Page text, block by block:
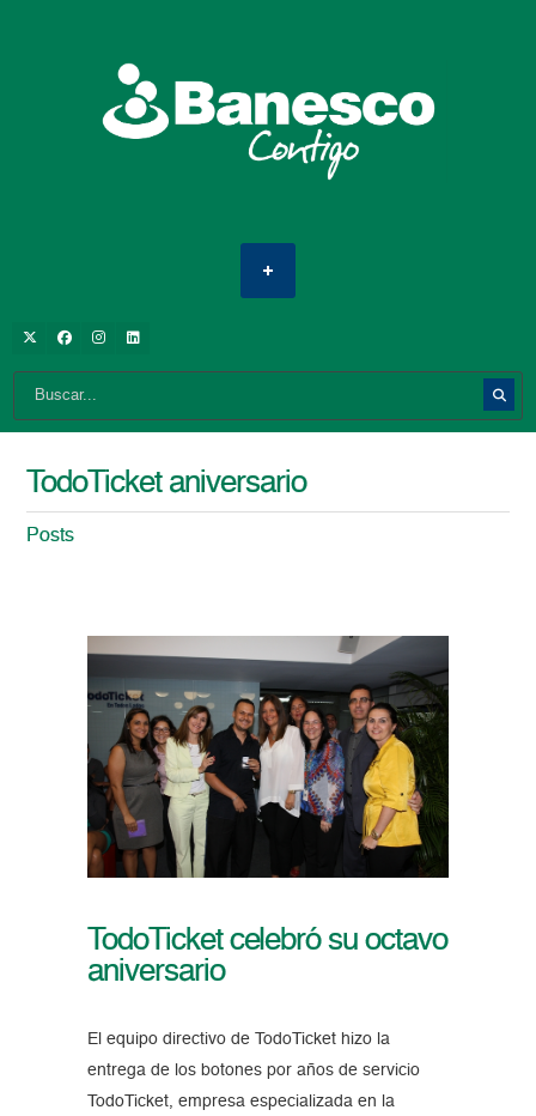
TodoTicket aniversario
Posts
TodoTicket celebró su octavo
aniversario
El equipo directivo de TodoTicket hizo la
entrega de los botones por años de servicio
TodoTicket, empresa especializada en la